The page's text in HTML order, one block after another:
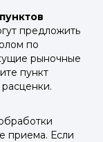
предложить
по
рыночные
пункт
приема. Если